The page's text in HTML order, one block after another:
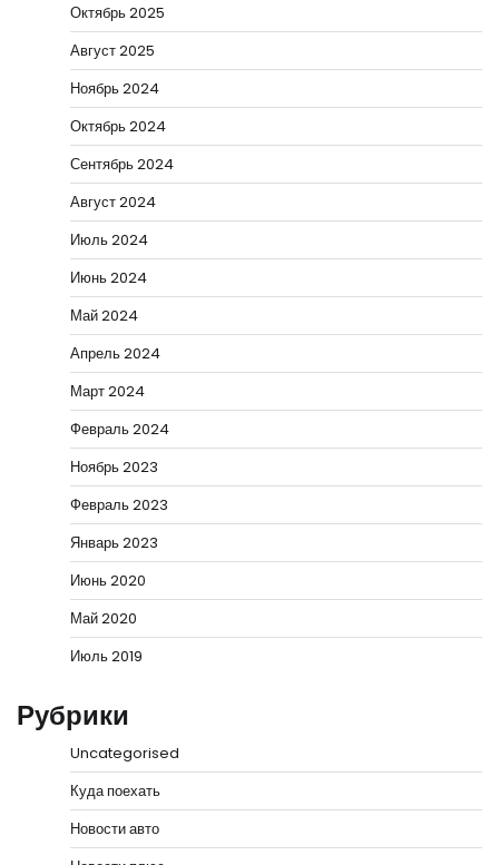
Октябрь 2025
Август 2025
Ноябрь 2024
Октябрь 2024
Сентябрь 2024
Август 2024
Июль 2024
Июнь 2024
Май 2024
Апрель 2024
Март 2024
Февраль 2024
Ноябрь 2023
Февраль 2023
Январь 2023
Июнь 2020
Май 2020
Июль 2019
Рубрики
Uncategorised
Куда поехать
Новости авто